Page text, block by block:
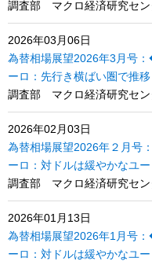
調査部 マクロ経済研究セン
2026年03月06日
為替相場展望2026年3月号
ーロ：先行き横ばい圏で推移
調査部 マクロ経済研究セン
2026年02月03日
為替相場展望2026年２月号
ーロ：対ドルは緩やかなユ
調査部 マクロ経済研究セン
2026年01月13日
為替相場展望2026年1月号
ーロ：対ドルは緩やかなユ